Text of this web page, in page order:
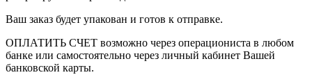
Ваш заказ будет упакован и готов к отправке.
ОПЛАТИТЬ СЧЕТ возможно через операциониста в любом
банке или самостоятельно через личный кабинет Вашей
банковской карты.